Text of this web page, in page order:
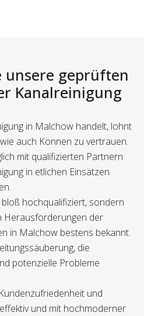
unsere geprüften
Kanalreinigung
in Malchow handelt, lohnt
auch Können zu vertrauen.
mit qualifizierten Partnern
in etlichen Einsätzen
hochqualifiziert, sondern
Herausforderungen der
in Malchow bestens bekannt.
die
potenzielle Probleme
und
und mit hochmoderner